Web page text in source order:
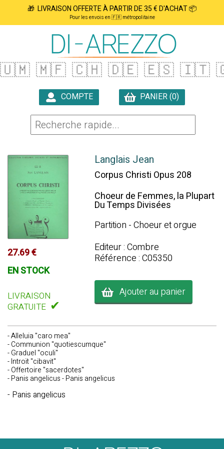
🎁 LIVRAISON OFFERTE À PARTIR DE 35 € D'ACHAT 📦
Pour les envois en 🇫🇷 métropolitaine
🇺🇲 🇲🇫 🇨🇭 🇩🇪 🇪🇸 🇮🇹
COMPTE
PANIER (0)
27.69 €
EN STOCK
LIVRAISON
GRATUITE ✔
Langlais Jean
Corpus Christi Opus 208
Choeur de Femmes, la Plupart
Du Temps Divisées
Partition - Choeur et orgue
Editeur : Combre
Référence : C05350
Ajouter au panier
- Alleluia "caro mea"
- Communion "quotiescumque"
- Graduel "oculi"
- Introït "cibavit"
- Offertoire "sacerdotes"
- Panis angelicus - Panis angelicus
- Panis angelicus